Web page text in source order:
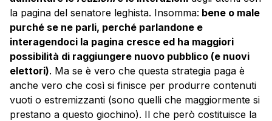
la pagina del senatore leghista. Insomma: bene o male
purché se ne parli, perché parlandone e
interagendoci la pagina cresce ed ha maggiori
possibilità di raggiungere nuovo pubblico (e nuovi
elettori). Ma se è vero che questa strategia paga è
anche vero che così si finisce per produrre contenuti
vuoti o estremizzanti (sono quelli che maggiormente si
prestano a questo giochino). Il che però costituisce la